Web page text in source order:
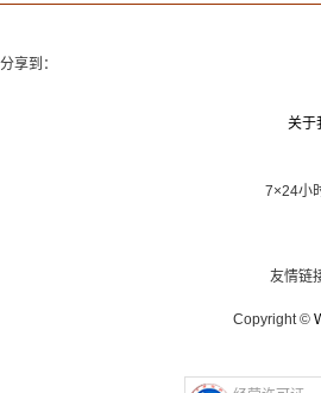
分享到：
关于
7×24小
友情链
Copyright ©